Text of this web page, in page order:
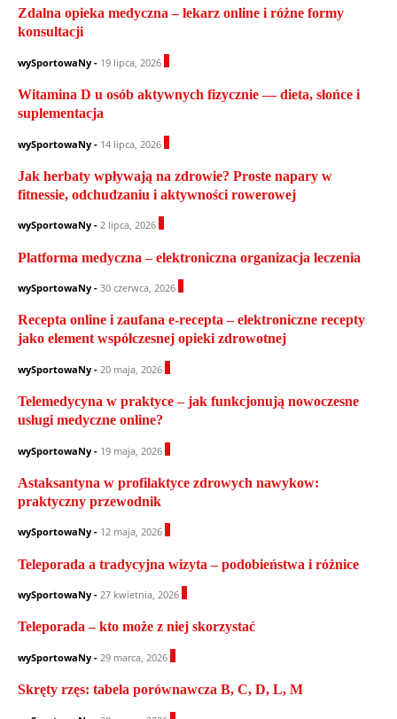
Zdalna opieka medyczna – lekarz online i różne formy
konsultacji
wySportowaNy - 19 lipca, 2026
Witamina D u osób aktywnych fizycznie — dieta, słońce i
suplementacja
wySportowaNy - 14 lipca, 2026
Jak herbaty wpływają na zdrowie? Proste napary w
fitnessie, odchudzaniu i aktywności rowerowej
wySportowaNy - 2 lipca, 2026
Platforma medyczna – elektroniczna organizacja leczenia
wySportowaNy - 30 czerwca, 2026
Recepta online i zaufana e-recepta – elektroniczne recepty
jako element współczesnej opieki zdrowotnej
wySportowaNy - 20 maja, 2026
Telemedycyna w praktyce – jak funkcjonują nowoczesne
usługi medyczne online?
wySportowaNy - 19 maja, 2026
Astaksantyna w profilaktyce zdrowych nawykow:
praktyczny przewodnik
wySportowaNy - 12 maja, 2026
Teleporada a tradycyjna wizyta – podobieństwa i różnice
wySportowaNy - 27 kwietnia, 2026
Teleporada – kto może z niej skorzystać
wySportowaNy - 29 marca, 2026
Skręty rzęs: tabela porównawcza B, C, D, L, M